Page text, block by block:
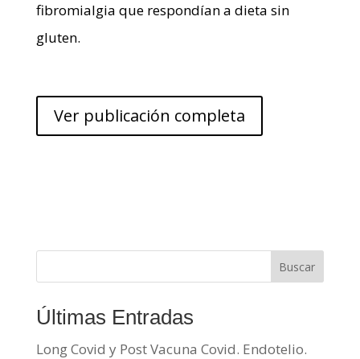
fibromialgia que respondían a dieta sin
gluten.
Ver publicación completa
Buscar
Últimas Entradas
Long Covid y Post Vacuna Covid. Endotelio.